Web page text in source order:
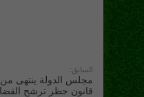
السابق:
مجلس الدولة ينتهى
قانون حظر ترشح القضاة